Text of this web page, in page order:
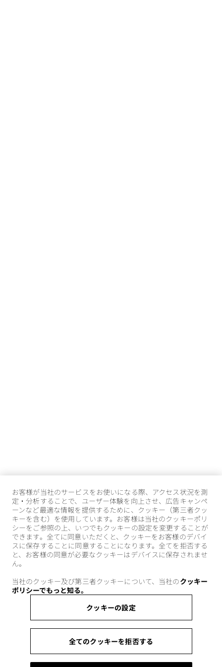
お客様が当社のサービスをお使いになる際、アクセス状況を測
定・分析することで、ユーザー体験を向上させ、広告キャンペ
ーンなど最適な情報を提供するために、クッキー（第三者クッ
キーを含む）を使用しています。お客様は当社のクッキーポリ
シーをご参照の上、いつでもクッキーの設定を変更することが
できます。全てに同意いただくと、クッキーをお客様のデバイ
スに保存することに同意することになります。全てを拒否する
と、お客様の同意が必要なクッキーはデバイスに保存されませ
ん。
当社のクッキー及び第三者クッキーについて、当社のクッキー
ポリシーでもっと知る。
クッキーの設定
全てのクッキーを拒否する